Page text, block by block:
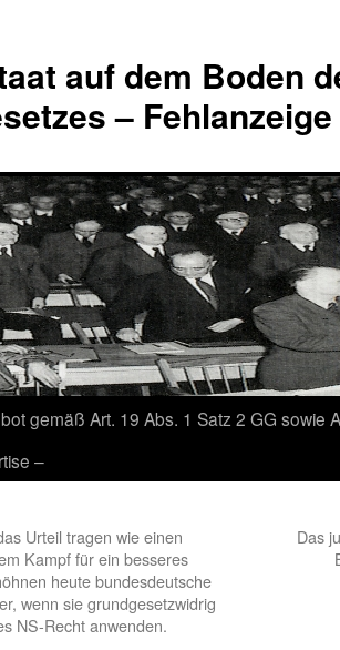
auf dem Boden
–
gemäß Art. 19 Abs. 1 Satz 2 GG sowie
–
Urteil tragen wie einen
Kampf für ein besseres
heute bundesdeutsche
wenn sie grundgesetzwidrig
NS-Recht anwenden.
Das